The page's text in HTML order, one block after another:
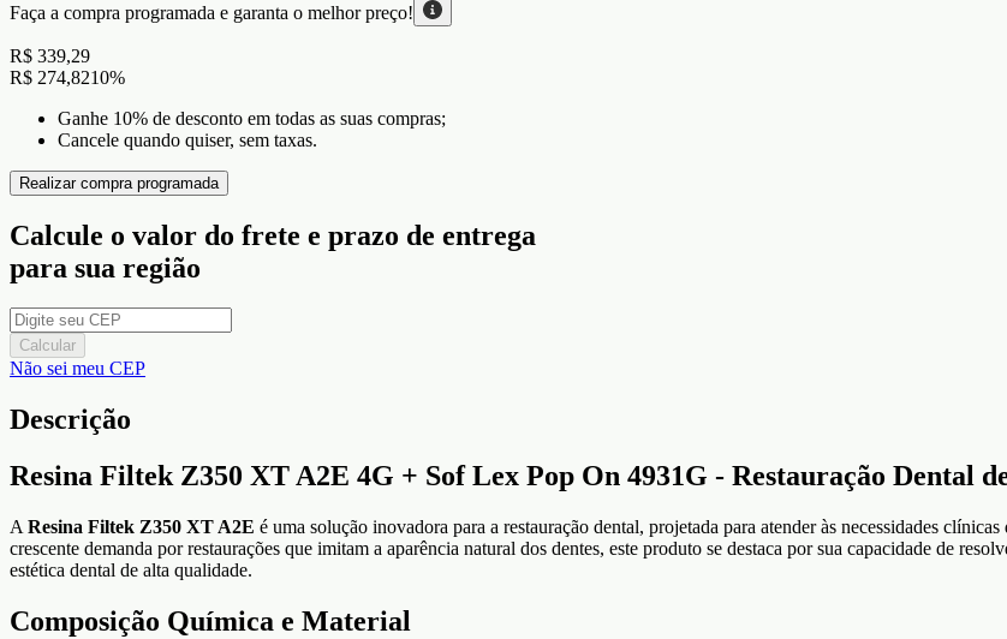
Faça a compra programada e garanta o melhor preço!
R$ 339,29
R$ 274,8210%
Ganhe 10% de desconto em todas as suas compras;
Cancele quando quiser, sem taxas.
Realizar compra programada
Calcule o valor do frete e prazo de entrega
para sua região
Calcular
Não sei meu CEP
Descrição
Resina Filtek Z350 XT A2E 4G + Sof Lex Pop On 4931G - Restauração Dental
A Resina Filtek Z350 XT A2E é uma solução inovadora para a restauração dental, projetada para atender às necessidades
crescente demanda por restaurações que imitam a aparência natural dos dentes, este produto se destaca por sua capacidade de
estética dental de alta qualidade.
Composição Química e Material